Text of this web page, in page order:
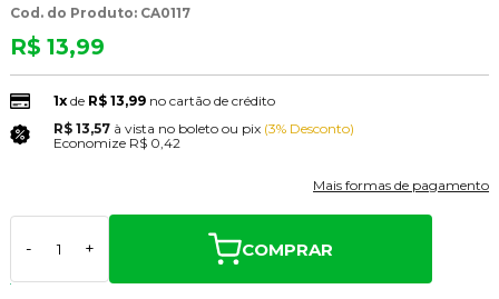
Cod. do Produto: CA0117
R$ 13,99
1xde R$ 13,99 no cartão de crédito
R$ 13,57 à vista no boleto ou pix (3% Desconto)
Economize R$ 0,42
Mais formas de pagamento
- + COMPRAR